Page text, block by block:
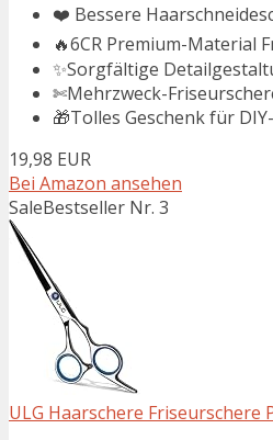
❤️ Bessere
🔥6CR Premium-Material
✨Sorgfältige
✄Mehrzweck-
🎁Tolles Geschenk für
19,98 EUR
Bei Amazon ansehen
SaleBestseller Nr. 3
ULG Haarschere Friseurschere